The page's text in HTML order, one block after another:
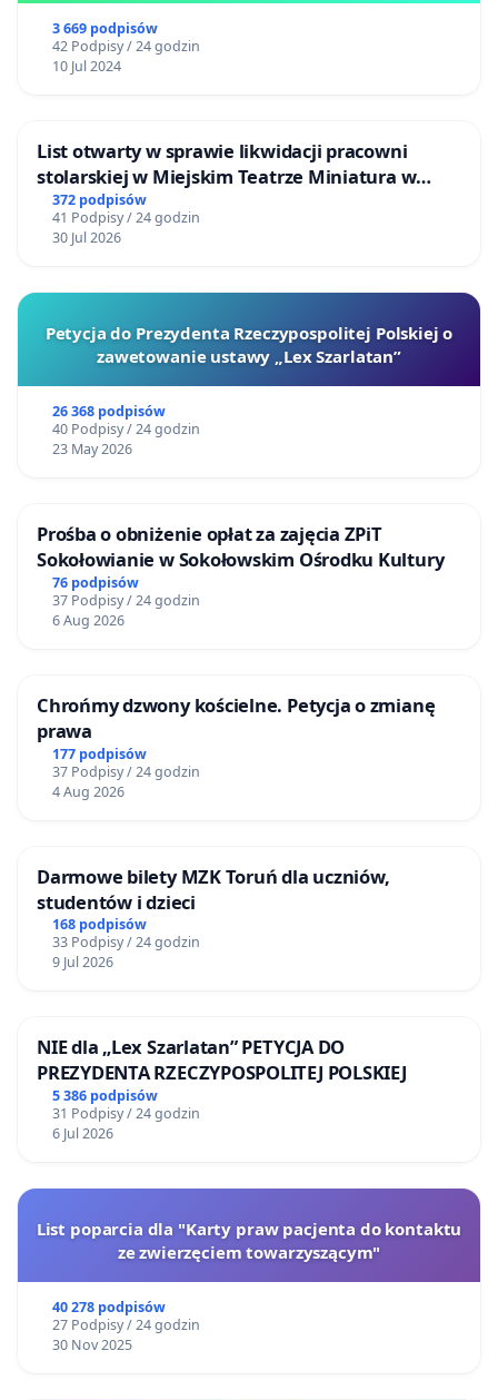
3 669 podpisów
42 Podpisy / 24 godzin
10 Jul 2024
List otwarty w sprawie likwidacji pracowni
stolarskiej w Miejskim Teatrze Miniatura w
Gdańsku
372 podpisów
41 Podpisy / 24 godzin
30 Jul 2026
Petycja do Prezydenta Rzeczypospolitej Polskiej o
zawetowanie ustawy „Lex Szarlatan”
26 368 podpisów
40 Podpisy / 24 godzin
23 May 2026
Prośba o obniżenie opłat za zajęcia ZPiT
Sokołowianie w Sokołowskim Ośrodku Kultury
76 podpisów
37 Podpisy / 24 godzin
6 Aug 2026
Chrońmy dzwony kościelne. Petycja o zmianę
prawa
177 podpisów
37 Podpisy / 24 godzin
4 Aug 2026
Darmowe bilety MZK Toruń dla uczniów,
studentów i dzieci
168 podpisów
33 Podpisy / 24 godzin
9 Jul 2026
NIE dla „Lex Szarlatan” PETYCJA DO
PREZYDENTA RZECZYPOSPOLITEJ POLSKIEJ
5 386 podpisów
31 Podpisy / 24 godzin
6 Jul 2026
List poparcia dla "Karty praw pacjenta do kontaktu
ze zwierzęciem towarzyszącym"
40 278 podpisów
27 Podpisy / 24 godzin
30 Nov 2025